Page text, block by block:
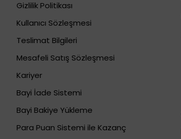
Gizlilik Politikası
Kullanıcı Sözleşmesi
Teslimat Bilgileri
Mesafeli Satış Sözleşmesi
Kariyer
Bayi İade Sistemi
Bayi Bakiye Yükleme
Para Puan Sistemi ile Kazanç